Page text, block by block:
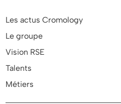
Les actus Cromology
Le groupe
Vision RSE
Talents
Métiers